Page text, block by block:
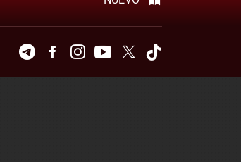
TelegramFacebookInstagramYoutubeTwitter